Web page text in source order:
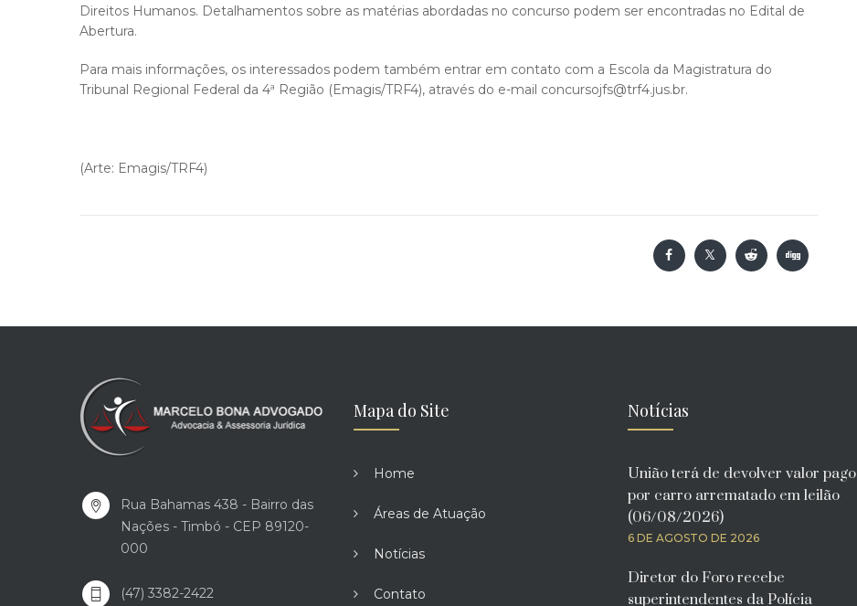
Direitos Humanos. Detalhamentos sobre as matérias abordadas no concurso podem ser encontradas no Edital de
Abertura.
Para mais informações, os interessados podem também entrar em contato com a Escola da Magistratura do
Tribunal Regional Federal da 4ª Região (Emagis/TRF4), através do e-mail concursojfs@trf4.jus.br.
(Arte: Emagis/TRF4)
Rua Bahamas 438 - Bairro das
Nações - Timbó - CEP 89120-
000
(47) 3382-2422
Mapa do Site
Home
Áreas de Atuação
Notícias
Contato
Notícias
União terá de devolver valor pago
por carro arrematado em leilão
(06/08/2026)
6 DE AGOSTO DE 2026
Diretor do Foro recebe
superintendentes da Polícia